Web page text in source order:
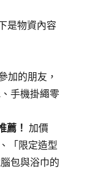
是物資內容
加的朋友，
手機掛繩零
薦！ 加價
「限定造型
包與浴巾的